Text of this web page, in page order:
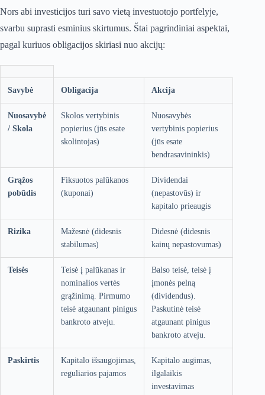
Nors abi investicijos turi savo vietą investuotojo portfelyje,
svarbu suprasti esminius skirtumus. Štai pagrindiniai aspektai,
pagal kuriuos obligacijos skiriasi nuo akcijų:
Savybė Obligacija Akcija
Nuosavybė
/ Skola
Skolos vertybinis
popierius (jūs esate
skolintojas)
Nuosavybės
vertybinis popierius
(jūs esate
bendrasavininkis)
Grąžos
pobūdis
Fiksuotos palūkanos
(kuponai)
Dividendai
(nepastovūs) ir
kapitalo prieaugis
Rizika
Mažesnė (didesnis
stabilumas)
Didesnė (didesnis
kainų nepastovumas)
Teisės
Teisė į palūkanas ir
nominalios vertės
grąžinimą. Pirmumo
teisė atgaunant pinigus
bankroto atveju.
Balso teisė, teisė į
įmonės pelną
(dividendus).
Paskutinė teisė
atgaunant pinigus
bankroto atveju.
Paskirtis
Kapitalo išsaugojimas,
reguliarios pajamos
Kapitalo augimas,
ilgalaikis
investavimas